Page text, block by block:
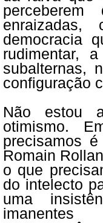
democracia
rudimentar,
subalternas,
configuração
Não estou
otimismo.
precisamos
Romain
o que
do intelecto
uma